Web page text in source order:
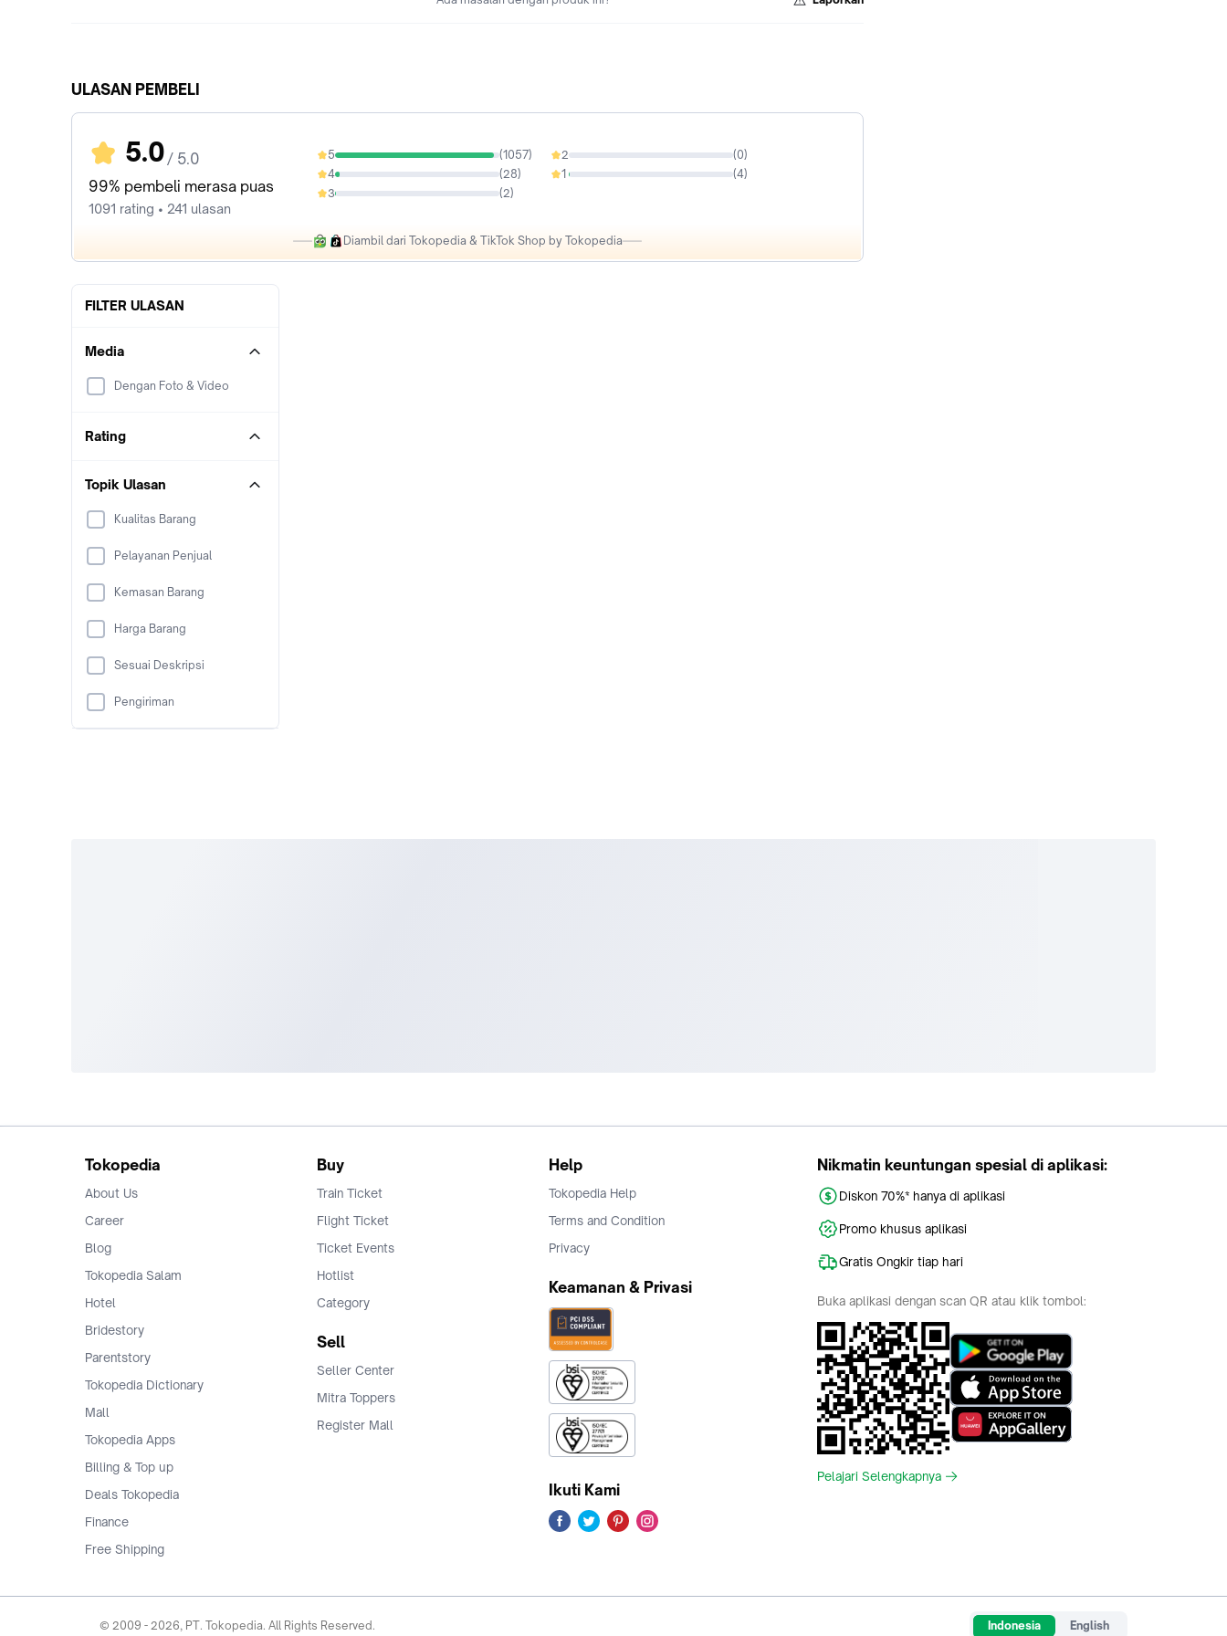
ULASAN PEMBELI
5.0 / 5.0
99% pembeli merasa puas
1091 rating • 241 ulasan
5 (1057)
96.88%
4 (28)
2.57%
3 (2)
0.18%
2 (0)
0%
1 (4)
0.37%
Diambil dari Tokopedia & TikTok Shop by Tokopedia
FILTER ULASAN
Media
Dengan Foto & Video
Rating
Topik Ulasan
Kualitas Barang
Pelayanan Penjual
Kemasan Barang
Harga Barang
Sesuai Deskripsi
Pengiriman
Tokopedia
About Us
Career
Blog
Tokopedia Salam
Hotel
Bridestory
Parentstory
Tokopedia Dictionary
Mall
Tokopedia Apps
Billing & Top up
Deals Tokopedia
Finance
Free Shipping
Buy
Train Ticket
Flight Ticket
Ticket Events
Hotlist
Category
Sell
Seller Center
Mitra Toppers
Register Mall
Help
Tokopedia Help
Terms and Condition
Privacy
Keamanan & Privasi
Ikuti Kami
Nikmatin keuntungan spesial di aplikasi:
Diskon 70%* hanya di aplikasi
Promo khusus aplikasi
Gratis Ongkir tiap hari
Buka aplikasi dengan scan QR atau klik tombol:
Pelajari Selengkapnya
© 2009 - 2026, PT. Tokopedia. All Rights Reserved. Indonesia English